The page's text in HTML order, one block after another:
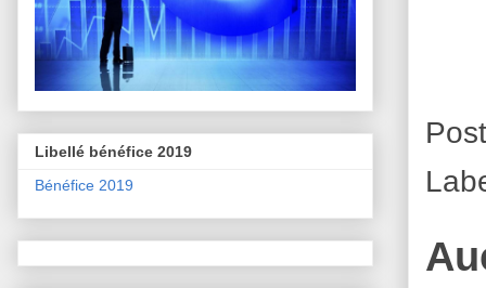
Libellé bénéfice 2019
Bénéfice 2019